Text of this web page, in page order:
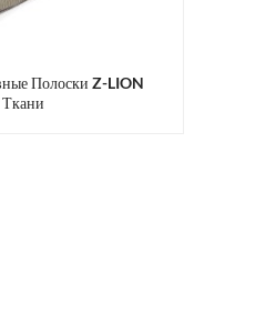
Полоски Z-LION